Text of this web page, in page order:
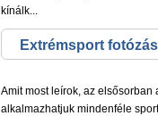
kínálk...
Extrémsport
Amit most leírok, az elsősorban
alkalmazhatjuk mindenféle